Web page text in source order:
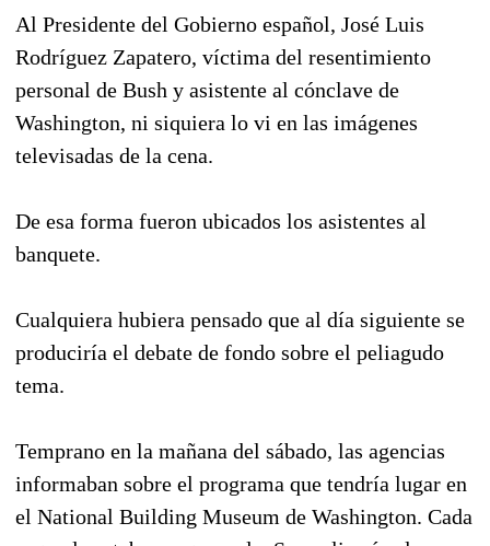
Al Presidente del Gobierno español, José Luis
Rodríguez Zapatero, víctima del resentimiento
personal de Bush y asistente al cónclave de
Washington, ni siquiera lo vi en las imágenes
televisadas de la cena.
De esa forma fueron ubicados los asistentes al
banquete.
Cualquiera hubiera pensado que al día siguiente se
produciría el debate de fondo sobre el peliagudo
tema.
Temprano en la mañana del sábado, las agencias
informaban sobre el programa que tendría lugar en
el National Building Museum de Washington. Cada